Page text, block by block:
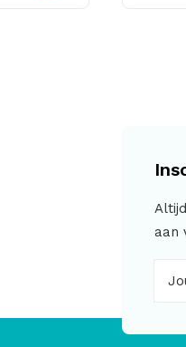
aan